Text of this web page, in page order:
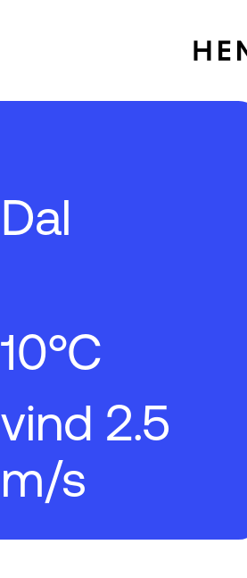
Dal
10°C
vind 2.5
m/s